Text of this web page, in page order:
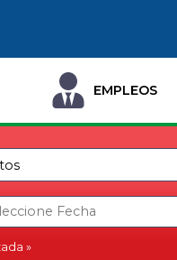
EMPLEOS